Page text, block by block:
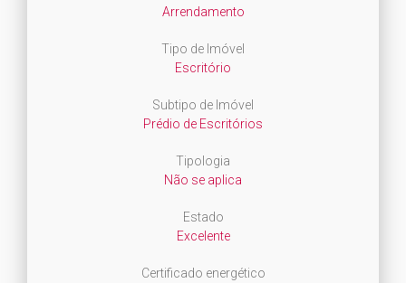
Arrendamento
Tipo de Imóvel
Escritório
Subtipo de Imóvel
Prédio de Escritórios
Tipologia
Não se aplica
Estado
Excelente
Certificado energético